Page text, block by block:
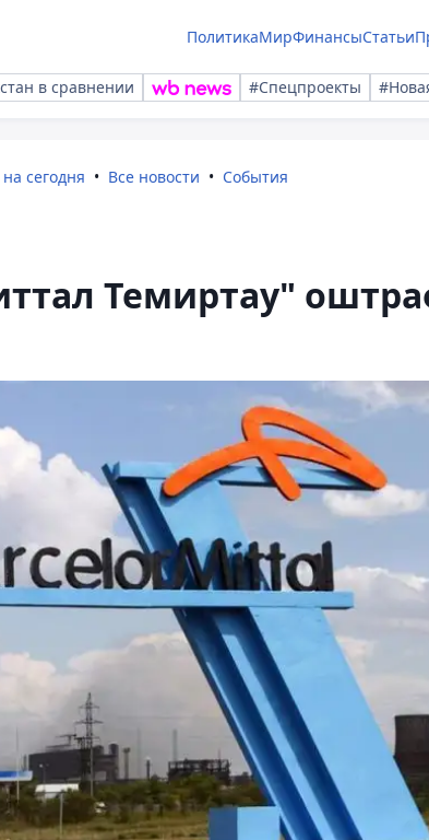
ПолитикаМирФинансыСтатьи
в сравнении #Спецпроекты
сегодня Все новости События
Темиртау"